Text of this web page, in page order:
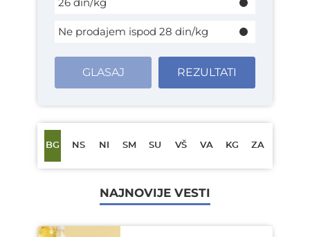
Ne prodajem ispod 28 din/kg
GLASAJ REZULTATI
BG NS NI SM SU VŠ VA KG ZA
NAJNOVIJE VESTI